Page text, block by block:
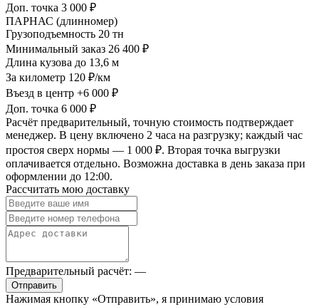
Доп. точка 3 000 ₽
ПАРНАС (длинномер)
Грузоподъемность 20 тн
Минимальный заказ 26 400 ₽
Длина кузова до 13,6 м
За километр 120 ₽/км
Въезд в центр +6 000 ₽
Доп. точка 6 000 ₽
Расчёт предварительный, точную стоимость подтверждает
менеджер. В цену включено 2 часа на разгрузку; каждый час
простоя сверх нормы — 1 000 ₽. Вторая точка выгрузки
оплачивается отдельно. Возможна доставка в день заказа при
оформлении до 12:00.
Рассчитать мою доставку
Предварительный расчёт: —
Отправить
Нажимая кнопку «Отправить», я принимаю условия